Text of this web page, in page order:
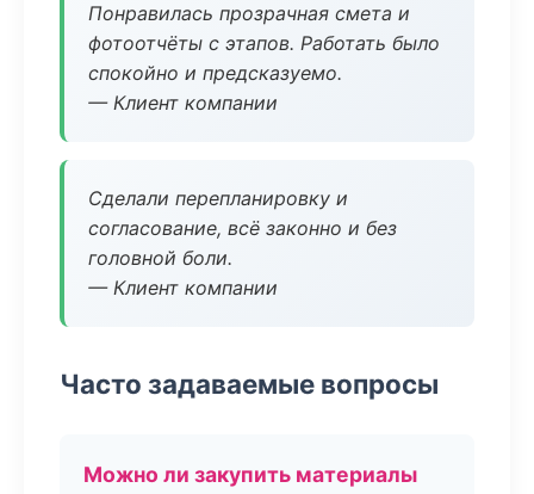
Понравилась прозрачная смета и
фотоотчёты с этапов. Работать было
спокойно и предсказуемо.
— Клиент компании
Сделали перепланировку и
согласование, всё законно и без
головной боли.
— Клиент компании
Часто задаваемые вопросы
Можно ли закупить материалы